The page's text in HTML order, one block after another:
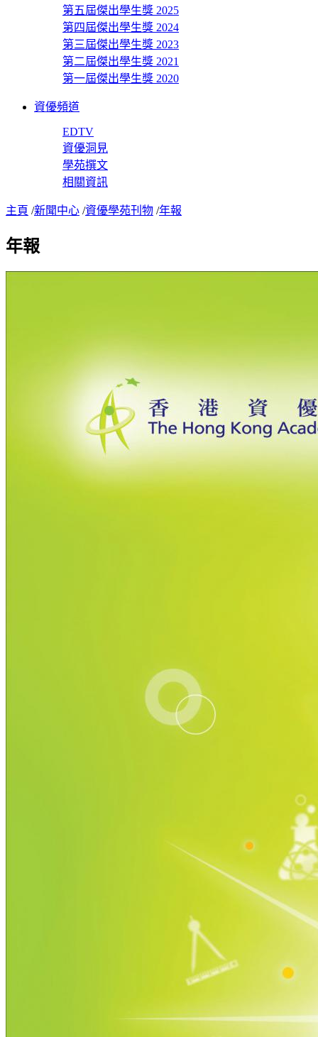
第五屆傑出學生獎 2025
第四屆傑出學生獎 2024
第三屆傑出學生獎 2023
第二屆傑出學生獎 2021
第一屆傑出學生獎 2020
資優頻道
EDTV
資優洞見
學苑撰文
相關資訊
主頁 /新聞中心 /資優學苑刊物 /年報
年報